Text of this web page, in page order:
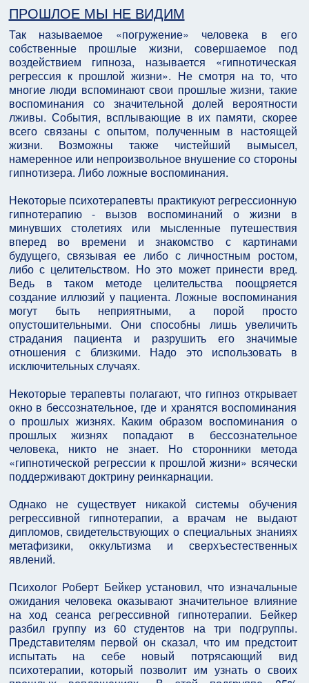
ПРОШЛОЕ МЫ НЕ ВИДИМ
Так называемое «погружение» человека в его
собственные прошлые жизни, совершаемое под
воздействием гипноза, называется «гипнотическая
регрессия к прошлой жизни». Не смотря на то, что
многие люди вспоминают свои прошлые жизни, такие
воспоминания со значительной долей вероятности
лживы. События, всплывающие в их памяти, скорее
всего связаны с опытом, полученным в настоящей
жизни. Возможны также чистейший вымысел,
намеренное или непроизвольное внушение со стороны
гипнотизера. Либо ложные воспоминания.
Некоторые психотерапевты практикуют регрессионную
гипнотерапию - вызов воспоминаний о жизни в
минувших столетиях или мысленные путешествия
вперед во времени и знакомство с картинами
будущего, связывая ее либо с личностным ростом,
либо с целительством. Но это может принести вред.
Ведь в таком методе целительства поощряется
создание иллюзий у пациента. Ложные воспоминания
могут быть неприятными, а порой просто
опустошительными. Они способны лишь увеличить
страдания пациента и разрушить его значимые
отношения с близкими. Надо это использовать в
исключительных случаях.
Некоторые терапевты полагают, что гипноз открывает
окно в бессознательное, где и хранятся воспоминания
о прошлых жизнях. Каким образом воспоминания о
прошлых жизнях попадают в бессознательное
человека, никто не знает. Но сторонники метода
«гипнотической регрессии к прошлой жизни» всячески
поддерживают доктрину реинкарнации.
Однако не существует никакой системы обучения
регрессивной гипнотерапии, а врачам не выдают
дипломов, свидетельствующих о специальных знаниях
метафизики, оккультизма и сверхъестественных
явлений.
Психолог Роберт Бейкер установил, что изначальные
ожидания человека оказывают значительное влияние
на ход сеанса регрессивной гипнотерапии. Бейкер
разбил группу из 60 студентов на три подгруппы.
Представителям первой он сказал, что им предстоит
испытать на себе новый потрясающий вид
психотерапии, который позволит им узнать о своих